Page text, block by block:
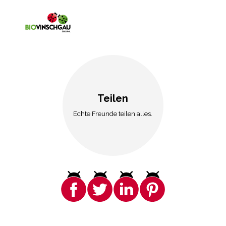
Teilen
Echte Freunde teilen alles.